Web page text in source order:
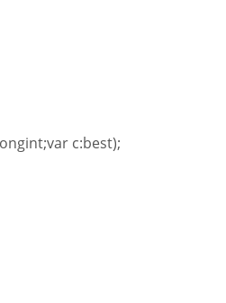
c:best);